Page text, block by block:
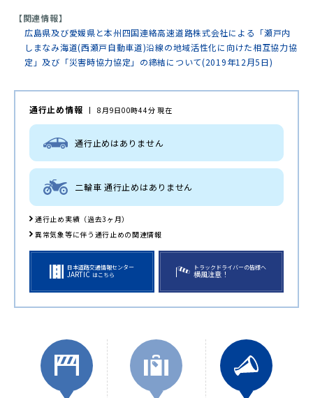
【関連情報】
広島県及び愛媛県と本州四国連絡高速道路株式会社による「瀬戸内
しまなみ海道(西瀬戸自動車道)沿線の地域活性化に向けた相互協力協
定」及び「災害時協力協定」の締結について(2019年12月5日)
通行止め情報 8月9日00時44分 現在
通行止めはありません
二輪車 通行止めはありません
通行止め実績（過去3ヶ月）
異常気象等に伴う通行止めの関連情報
日本道路交通情報センター
JARTIC はこちら
トラックドライバーの皆様へ
横風注意！